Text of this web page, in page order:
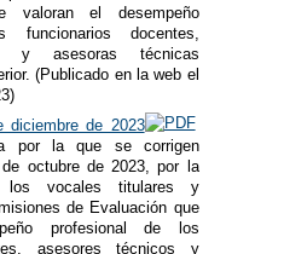
valoran el desempeño
funcionarios docentes,
y asesoras técnicas
(Publicado en la web el
diciembre de 2023
por la que se corrigen
octubre de 2023, por la
los vocales titulares y
de Evaluación que
profesional de los
asesores técnicos y